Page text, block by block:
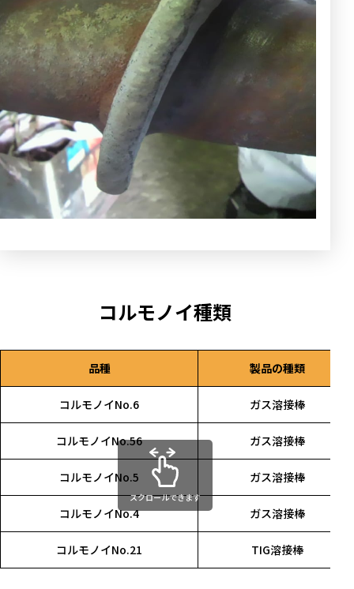
コルモノイ種類
品種 製品の種類
コルモノイNo.6 ガス溶接棒
コルモノイNo.56 ガス溶接棒
コルモノイNo.5 ガス溶接棒
コルモノイNo.4 ガス溶接棒
コルモノイNo.21 TIG溶接棒
スクロールできます